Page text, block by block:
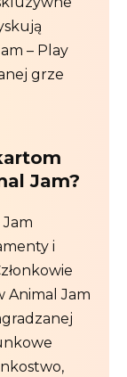
– Play
grze
Jam?
i
Animal Jam